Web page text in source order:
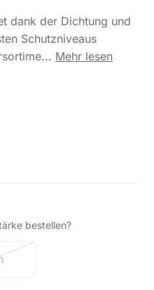
dank der Dichtung und
Schutzniveaus
Mehr lesen
bestellen?